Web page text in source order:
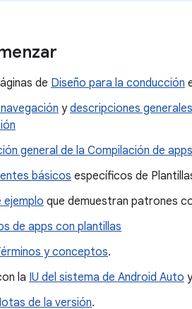
de Diseño para la conducción
ydescripciones
general de la Compilación de
básicos específicos de
ejemplo que demuestran patrones
de apps con plantillas
y conceptos.
la IU del sistema de Android Auto
de la versión.